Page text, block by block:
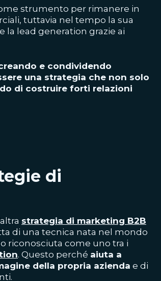
strumento per rimanere in
tuttavia nel tempo la sua
la lead generation grazie ai
e condividendo
una strategia che non solo
di costruire forti relazioni
di
strategia di marketing B2B
di una tecnica nata nel mondo
riconosciuta come uno tra i
. Questo perché aiuta a
della propria azienda e di